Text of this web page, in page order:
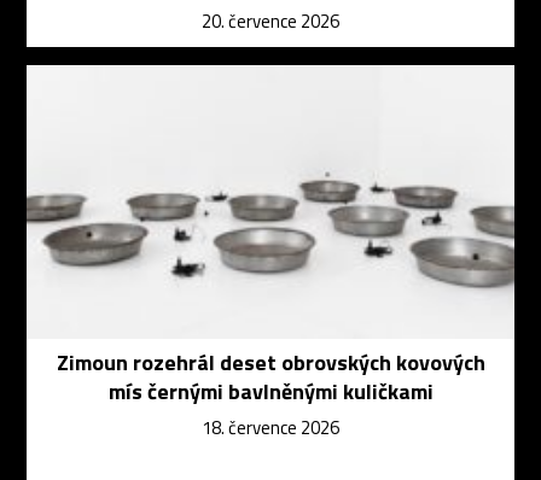
20. července 2026
Zimoun rozehrál deset obrovských kovových
mís černými bavlněnými kuličkami
18. července 2026